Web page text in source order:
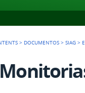
> DOCUMENTOS >SIAG >